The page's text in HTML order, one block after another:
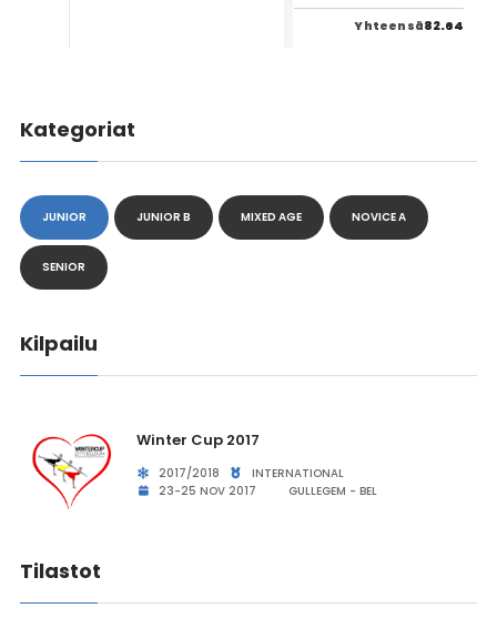
Yhteensä82.64
Kategoriat
JUNIOR JUNIOR B MIXED AGE NOVICE A
SENIOR
Kilpailu
Winter Cup 2017
2017/2018
INTERNATIONAL
23-25 NOV 2017
GULLEGEM - BEL
Tilastot